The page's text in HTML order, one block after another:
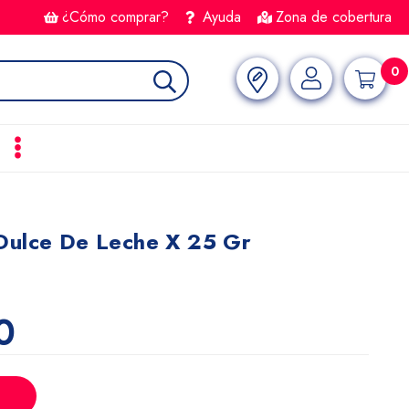
¿Cómo comprar? Ayuda Zona de cobertura
0
De Leche X 25 Gr